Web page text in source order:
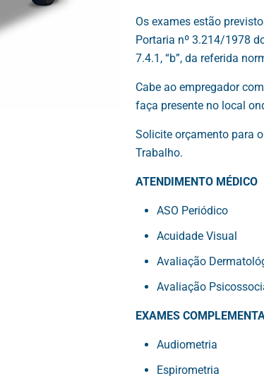
Os exames estão
Portaria nº 3.214/1978
7.4.1, “b”, da referida
Cabe ao empregador
faça presente no local
Solicite orçamento para
Trabalho.
ATENDIMENTO MÉDICO
ASO Periódico
Acuidade Visual
Avaliação
Avaliação
EXAMES
Audiometria
Espirometria